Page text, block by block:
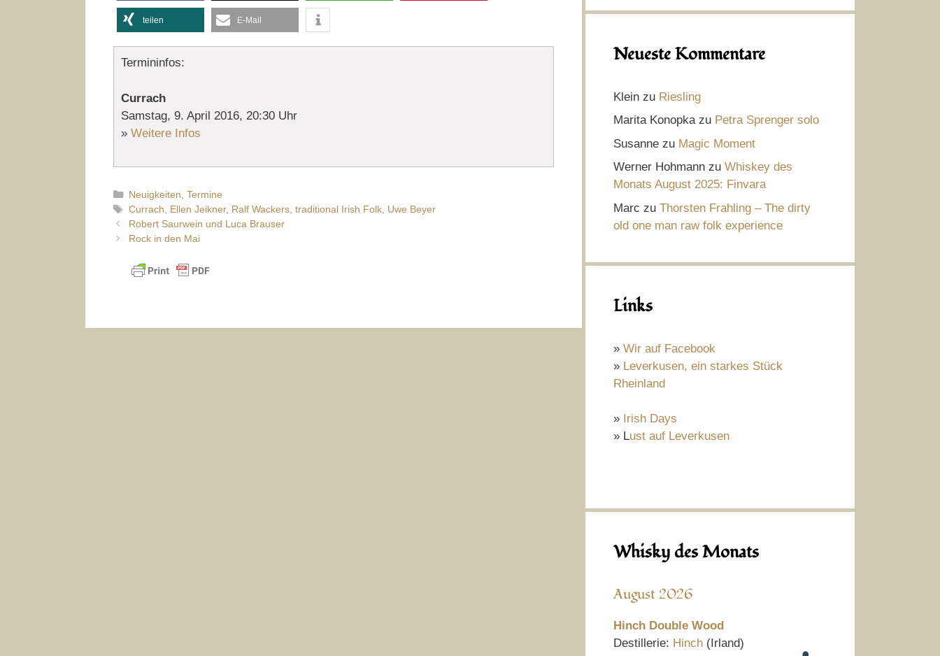
teilen E-Mail
Termininfos:
Currach
Samstag, 9. April 2016, 20:30 Uhr
» Weitere Infos
Kategorien
Neuigkeiten Termine
Schlagwörter
Currach Ellen Jeikner, Ralf Wackers, traditional Irish Folk, Uwe Beyer
Robert Saurwein und Luca Brauser
Rock in den Mai
Neueste Kommentare
Klein zu Riesling
Marita Konopkazu Petra Sprenger solo
Susanne zu Magic Moment
Werner Hohmann zu Whiskey des
Monats August 2025: Finvara
Marc zu Thorsten Frahling – The dirty
old one man raw folk experience
Links
» Wir auf Facebook
» Leverkusen, ein starkes Stück
Rheinland
» Irish Days
» Lust auf Leverkusen
Whisky des Monats
August 2026
Hinch Double Wood
Destillerie: Hinch (Irland)